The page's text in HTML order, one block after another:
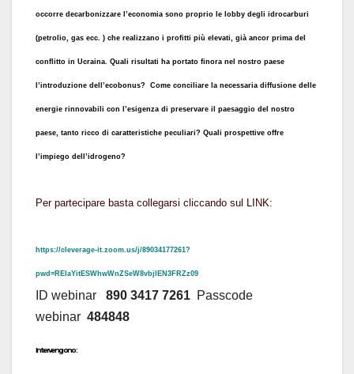
occorre decarbonizzare l’economia sono proprio le lobby degli idrocarburi
(petrolio, gas ecc. ) che realizzano i profitti più elevati, già ancor prima del
conflitto in Ucraina. Quali risultati ha portato finora nel nostro paese
l’introduzione dell’ecobonus? Come conciliare la necessaria diffusione delle
energie rinnovabili con l’esigenza di preservare il paesaggio del nostro
paese, tanto ricco di caratteristiche peculiari? Quali prospettive offre
l’impiego dell’idrogeno?
Per partecipare basta collegarsi cliccando sul LINK:
https://cleverage-it.zoom.us/j/89034177261?
pwd=RElaYitESWhwWnZSeW8vbjlEN3FRZz09
ID webinar 890 3417 7261 Passcode
webinar 484848
Intervengono: